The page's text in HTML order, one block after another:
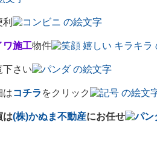
ワ施工物件
下さい
はコチラ をクリック
は(株)かぬま不動産にお任せ